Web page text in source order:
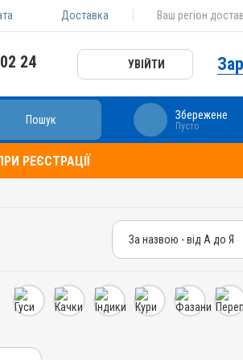
Доставка Ваш регіон
24 УВІЙТИ
Пошук Збережене
Пусто
РЕЄСТРАЦІЇ
За назвою - від А до Я
За ціною – від дорогих